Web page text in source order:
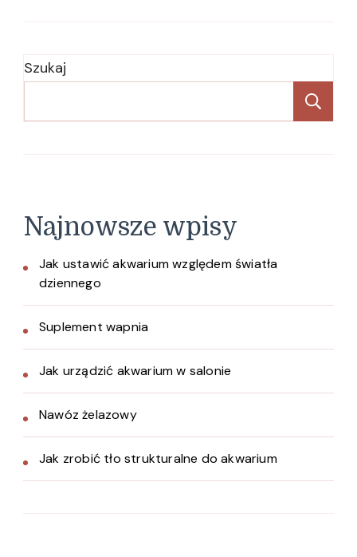
Szukaj
Najnowsze wpisy
Jak ustawić akwarium względem światła
dziennego
Suplement wapnia
Jak urządzić akwarium w salonie
Nawóz żelazowy
Jak zrobić tło strukturalne do akwarium